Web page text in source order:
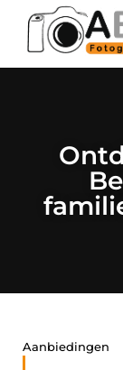
Aanbiedingen